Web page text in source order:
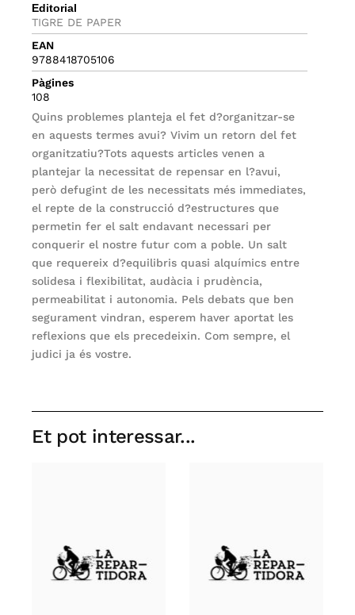
Editorial
TIGRE DE PAPER
EAN
9788418705106
Pàgines
108
Quins problemes planteja el fet d?organitzar-se
en aquests termes avui? Vivim un retorn del fet
organitzatiu?Tots aquests articles venen a
plantejar la necessitat de repensar en l?avui,
però defugint de les necessitats més immediates,
el repte de la construcció d?estructures que
permetin fer el salt endavant necessari per
conquerir el nostre futur com a poble. Un salt
que requereix d?equilibris quasi alquímics entre
solidesa i flexibilitat, audàcia i prudència,
permeabilitat i autonomia. Pels debats que ben
segurament vindran, esperem haver aportat les
reflexions que els precedeixin. Com sempre, el
judici ja és vostre.
Et pot interessar...